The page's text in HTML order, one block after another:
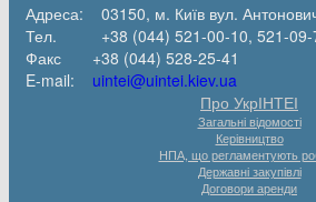
Адреса: 03150, м. Київ вул.
Тел. +38 (044) 521-00-10, 521-09-
Факс +38 (044) 528-25-41
E-mail: uintei@uintei.kiev.ua
Про УкрІНТЕІ
Загальні відомості
Керівництво
НПА, що регламентують
Державні закупівлі
Договори аренди